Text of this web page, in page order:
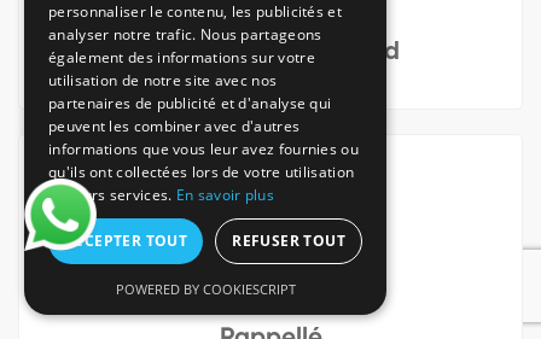
Via notre App Android
En étant
personnaliser le contenu, les publicités et
analyser notre trafic. Nous partageons
également des informations sur votre
utilisation de notre site avec nos
partenaires de publicité et d'analyse qui
peuvent les combiner avec d'autres
informations que vous leur avez fournies ou
qu'ils ont collectées lors de votre utilisation
de leurs services. En savoir plus
ACCEPTER TOUT REFUSER TOUT
POWERED BY COOKIESCRIPT